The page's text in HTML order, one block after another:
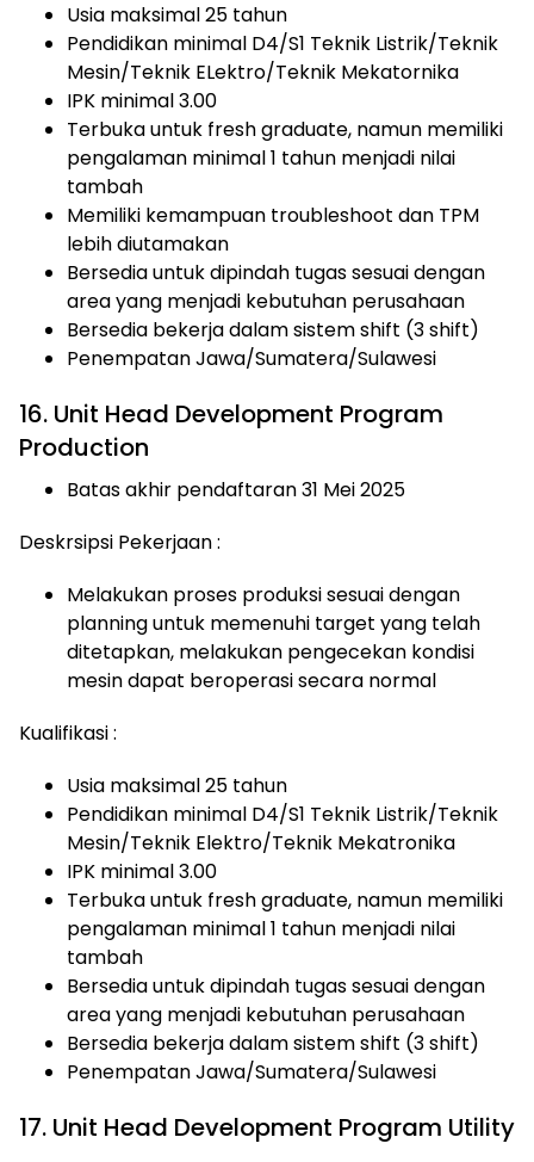
Usia maksimal 25 tahun
Pendidikan minimal D4/S1 Teknik Listrik/Teknik
Mesin/Teknik ELektro/Teknik Mekatornika
IPK minimal 3.00
Terbuka untuk fresh graduate, namun memiliki
pengalaman minimal 1 tahun menjadi nilai
tambah
Memiliki kemampuan troubleshoot dan TPM
lebih diutamakan
Bersedia untuk dipindah tugas sesuai dengan
area yang menjadi kebutuhan perusahaan
Bersedia bekerja dalam sistem shift (3 shift)
Penempatan Jawa/Sumatera/Sulawesi
16. Unit Head Development Program
Production
Batas akhir pendaftaran 31 Mei 2025
Deskrsipsi Pekerjaan :
Melakukan proses produksi sesuai dengan
planning untuk memenuhi target yang telah
ditetapkan, melakukan pengecekan kondisi
mesin dapat beroperasi secara normal
Kualifikasi :
Usia maksimal 25 tahun
Pendidikan minimal D4/S1 Teknik Listrik/Teknik
Mesin/Teknik Elektro/Teknik Mekatronika
IPK minimal 3.00
Terbuka untuk fresh graduate, namun memiliki
pengalaman minimal 1 tahun menjadi nilai
tambah
Bersedia untuk dipindah tugas sesuai dengan
area yang menjadi kebutuhan perusahaan
Bersedia bekerja dalam sistem shift (3 shift)
Penempatan Jawa/Sumatera/Sulawesi
17. Unit Head Development Program Utility